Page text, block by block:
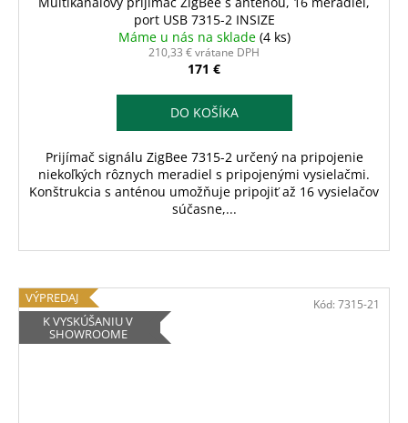
port USB 7315-2 INSIZE
Máme u nás na sklade (4 ks)
210,33 € vrátane DPH
171 €
DO KOŠÍKA
Prijímač signálu ZigBee 7315-2 určený na pripojenie
niekoľkých rôznych meradiel s pripojenými vysielačmi.
Konštrukcia s anténou umožňuje pripojiť až 16 vysielačov
súčasne,...
VÝPREDAJ
K VYSKÚŠANIU V
SHOWROOME
Kód: 7315-21